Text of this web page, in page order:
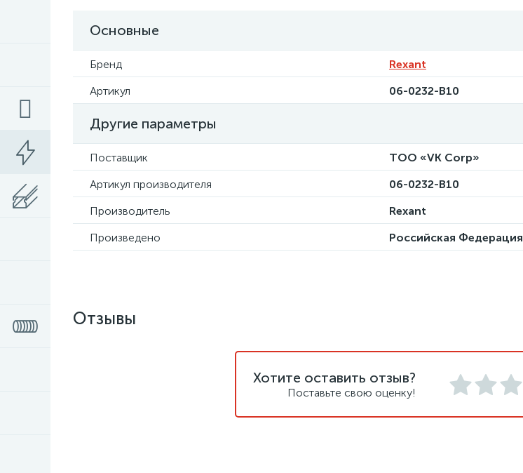
Основные
Бренд
Rexant
Артикул
06-0232-B10
Другие параметры
Поставщик
ТОО «VK Corp»
Артикул производителя
06-0232-B10
Производитель
Rexant
Произведено
Российская Федерация
Отзывы
Хотите оставить отзыв?
Поставьте свою оценку!